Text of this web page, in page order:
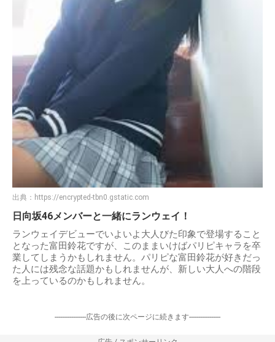
出典： https://encrypted-tbn0.gstatic.com
日向坂46メンバーと一緒にランウェイ！
ランウェイデビューでいよいよ大人びた印象で登場すること
となった富田鈴花ですが、このままいけばパリピキャラを卒
業してしまうかもしれません。パリピな富田鈴花が好きだっ
た人には残念な話題かもしれませんが、新しい大人への階段
を上っているのかもしれません。
-----------------広告の後に次ページに続きます-----------------